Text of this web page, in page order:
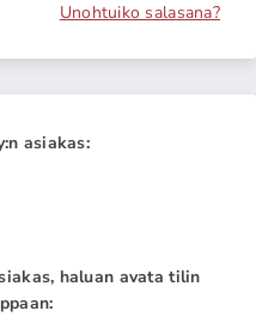
Unohtuiko salasana?
asiakas:
haluan avata tilin